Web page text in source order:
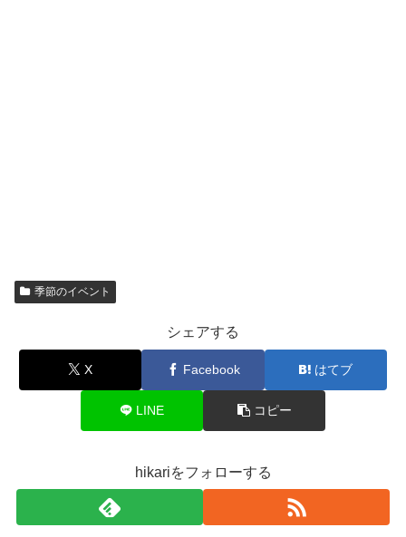
季節のイベント
シェアする
X Facebook はてブ
LINE コピー
hikariをフォローする